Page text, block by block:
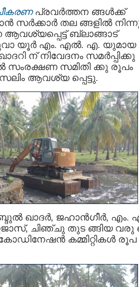
പ്രവർത്തന ങ്ങൾക്ക്
സർക്കാർ തല ങ്ങളിൽ
ബ്ലാങ്ങാട്
യൂർ എം. എൽ. എ. യുമായ
ന് നിവേദനം സമർപ്പിക്കു
സംരക്ഷണ സമിതി ക്കു രൂപം
ആവശ്യ പ്പെട്ടു.
ഖാദർ, ജഹാൻഗീർ, എം.
ചിഞ്ചു തുട ങ്ങിയ വരു
കമ്മിറ്റികൾ രൂപ